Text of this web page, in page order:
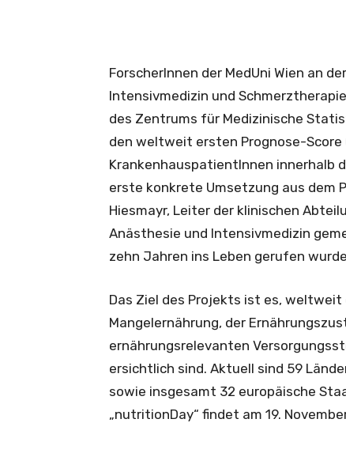
ForscherInnen der MedUni Wien an
Intensivmedizin und
des Zentrums für Medizinische
den weltweit ersten Prognose-Score
KrankenhauspatientInnen innerhalb
erste konkrete Umsetzung aus dem
Hiesmayr, Leiter der klinischen
Anästhesie und Intensivmedizin
zehn Jahren ins Leben gerufen
Das Ziel des Projekts ist es,
Mangelernährung, der
ernährungsrelevanten
ersichtlich sind. Aktuell sind 59
sowie insgesamt 32 europäische
„nutritionDay“ findet am 19.